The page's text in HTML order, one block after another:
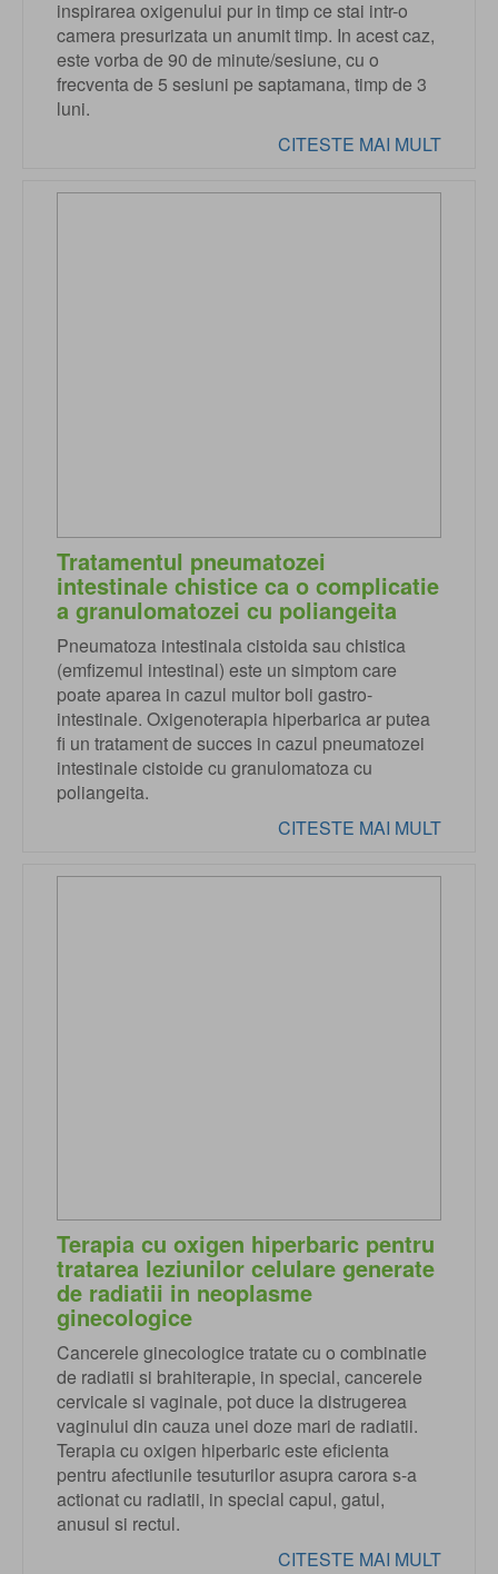
inspirarea oxigenului pur in timp ce stai intr-o
camera presurizata un anumit timp. In acest caz,
este vorba de 90 de minute/sesiune, cu o
frecventa de 5 sesiuni pe saptamana, timp de 3
luni.
CITESTE MAI MULT
Tratamentul pneumatozei
intestinale chistice ca o complicatie
a granulomatozei cu poliangeita
Pneumatoza intestinala cistoida sau chistica
(emfizemul intestinal) este un simptom care
poate aparea in cazul multor boli gastro-
intestinale. Oxigenoterapia hiperbarica ar putea
fi un tratament de succes in cazul pneumatozei
intestinale cistoide cu granulomatoza cu
poliangeita.
CITESTE MAI MULT
Terapia cu oxigen hiperbaric pentru
tratarea leziunilor celulare generate
de radiatii in neoplasme
ginecologice
Cancerele ginecologice tratate cu o combinatie
de radiatii si brahiterapie, in special, cancerele
cervicale si vaginale, pot duce la distrugerea
vaginului din cauza unei doze mari de radiatii.
Terapia cu oxigen hiperbaric este eficienta
pentru afectiunile tesuturilor asupra carora s-a
actionat cu radiatii, in special capul, gatul,
anusul si rectul.
CITESTE MAI MULT